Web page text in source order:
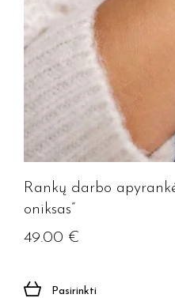
Rankų darbo
oniksas”
49.00 €
Pasirinkti